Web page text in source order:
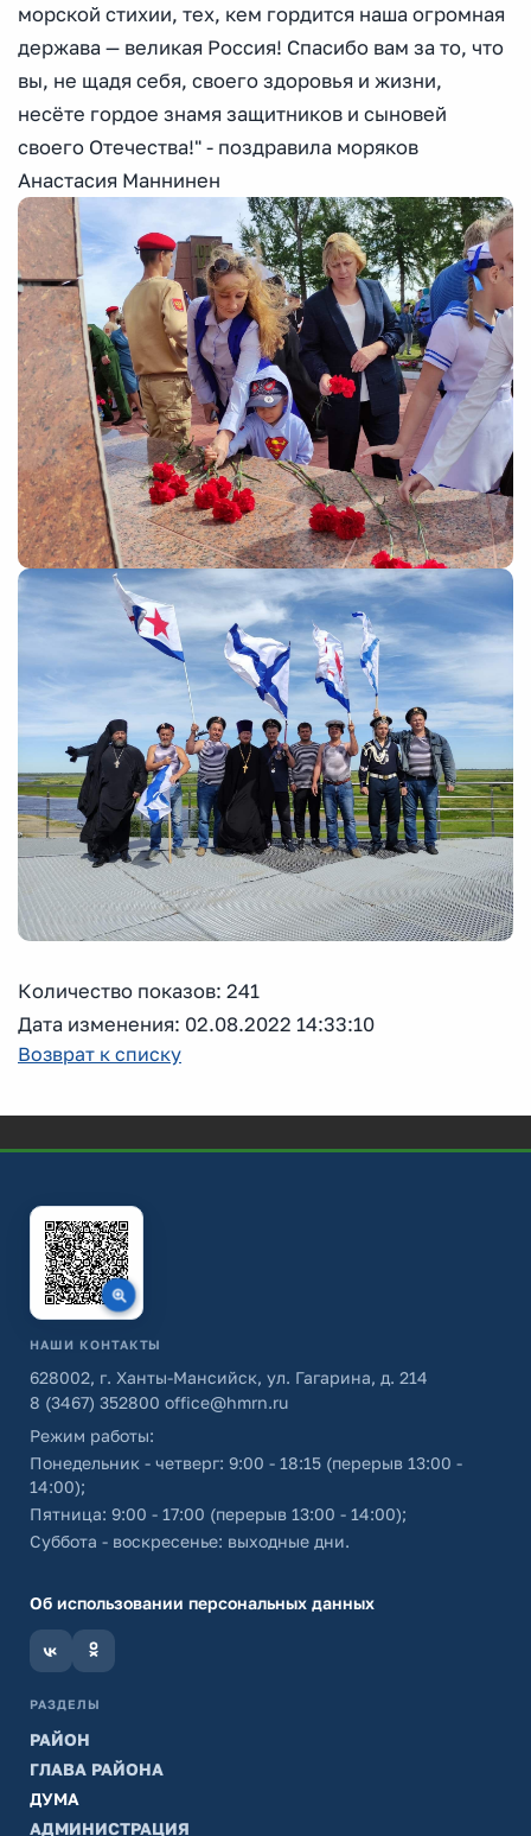
морской стихии, тех, кем гордится наша огромная
держава — великая Россия! Спасибо вам за то, что
вы, не щадя себя, своего здоровья и жизни,
несёте гордое знамя защитников и сыновей
своего Отечества!" - поздравила моряков
Анастасия Маннинен
Количество показов: 241
Дата изменения: 02.08.2022 14:33:10
Возврат к списку
НАШИ КОНТАКТЫ
628002, г. Ханты-Мансийск, ул. Гагарина, д. 214
8 (3467) 352800 office@hmrn.ru
Режим работы:
Понедельник - четверг: 9:00 - 18:15 (перерыв 13:00 -
14:00);
Пятница: 9:00 - 17:00 (перерыв 13:00 - 14:00);
Суббота - воскресенье: выходные дни.
Об использовании персональных данных
РАЗДЕЛЫ
РАЙОН
ГЛАВА РАЙОНА
ДУМА
АДМИНИСТРАЦИЯ